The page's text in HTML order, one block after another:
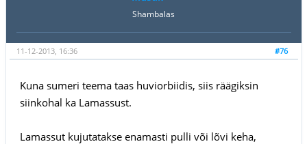
Shambalas
#76
11-12-2013, 16:36
Kuna sumeri teema taas huviorbiidis, siis räägiksin
siinkohal ka Lamassust.
Lamassut kujutatakse enamasti pulli või lõvi keha,